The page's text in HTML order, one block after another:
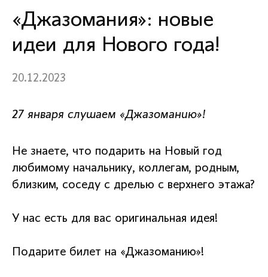
«Джазомания»: новые
идеи для Нового года!
20.12.2023
27 января слушаем «Джазоманию»!
Не знаете, что подарить на Новый год
любимому начальнику, коллегам, родным,
близким, соседу с дрелью с верхнего этажа?
У нас есть для вас оригинальная идея!
Подарите билет на «Джазоманию»!